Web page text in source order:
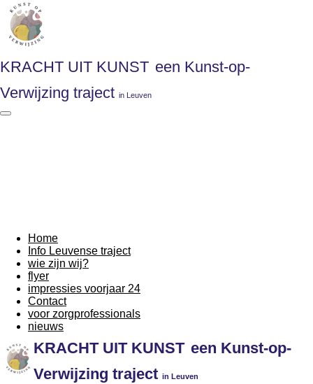
Ga
direct
naar
hoofdinhoud
KRACHT UIT KUNST een Kunst-op-
Verwijzing traject in Leuven
Home
Info Leuvense traject
wie zijn wij?
flyer
impressies voorjaar 24
Contact
voor zorgprofessionals
nieuws
KRACHT UIT KUNST een Kunst-op-
Verwijzing traject in Leuven